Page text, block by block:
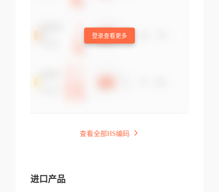
登录查看更多
查看全部HS编码
进口产品